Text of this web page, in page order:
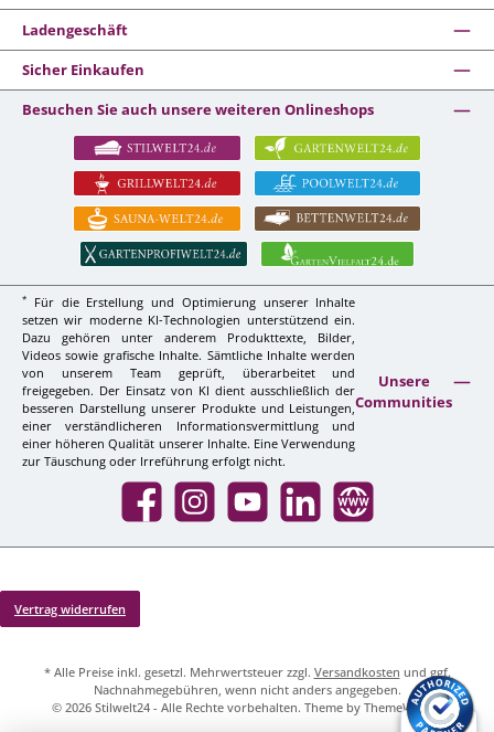
Ladengeschäft
Sicher Einkaufen
Besuchen Sie auch unsere weiteren Onlineshops
*
Für die Erstellung und Optimierung unserer Inhalte
setzen wir moderne KI-Technologien unterstützend ein.
Dazu gehören unter anderem Produkttexte, Bilder,
Videos sowie grafische Inhalte. Sämtliche Inhalte werden
von unserem Team geprüft, überarbeitet und
freigegeben. Der Einsatz von KI dient ausschließlich der
besseren Darstellung unserer Produkte und Leistungen,
einer verständlicheren Informationsvermittlung und
einer höheren Qualität unserer Inhalte. Eine Verwendung
zur Täuschung oder Irreführung erfolgt nicht.
Unsere
Communities
Facebook InstagramYouTube LinkedIn Website
Vertrag widerrufen
* Alle Preise inkl. gesetzl. Mehrwertsteuer zzgl. Versandkosten und ggf.
Nachnahmegebühren, wenn nicht anders angegeben.
© 2026 Stilwelt24 - Alle Rechte vorbehalten. Theme by ThemeWare®